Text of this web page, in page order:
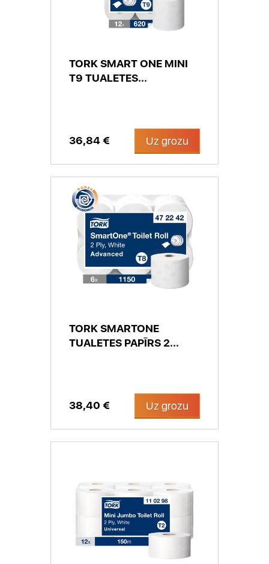
TORK SMART ONE MINI
T9 TUALETES...
36,84 € Uz grozu
TORK SMARTONE
TUALETES PAPĪRS 2...
38,40 € Uz grozu